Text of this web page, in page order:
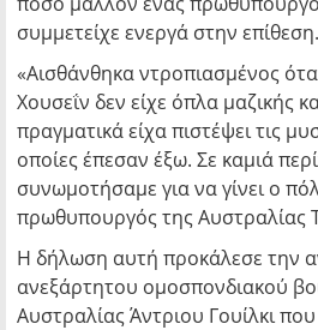
συμμετείχε ενεργά στην επίθεση.
«Αισθάνθηκα ντροπιασμένος
Χουσεΐν δεν είχε όπλα μαζικής
πραγματικά είχα πιστέψει τις
οποίες έπεσαν έξω. Σε καμιά
συνωμοτήσαμε για να γίνει ο
πρωθυπουργός της Αυστραλίας
Η δήλωση αυτή προκάλεσε την
ανεξάρτητου ομοσπονδιακού
Αυστραλίας Άντριου Γουίλκι